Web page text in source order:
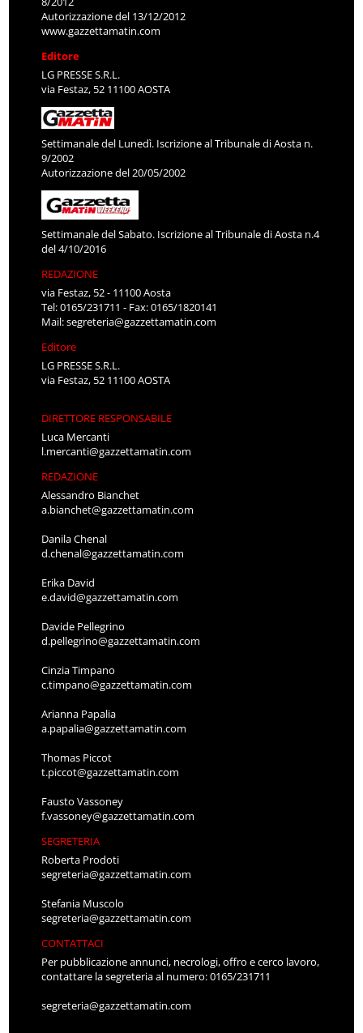
Autorizzazione del 13/12/2012
www.gazzettamatin.com
Editore
LG PRESSE S.R.L.
via Festaz, 52 11100 AOSTA
Settimanale del Lunedì. Iscrizione al Tribunale di Aosta n.
9/2002
Autorizzazione del 20/05/2002
Settimanale del Sabato. Iscrizione al Tribunale di Aosta n.4
del 4/10/2016
REDAZIONE
via Festaz, 52 - 11100 Aosta
Tel: 0165/231711 - Fax: 0165/1820141
Mail:segreteria@gazzettamatin.com
Editore
LG PRESSE S.R.L.
via Festaz, 52 11100 AOSTA
DIRETTORE RESPONSABILE
Luca Mercanti
l.mercanti@gazzettamatin.com
REDAZIONE
Alessandro Bianchet
a.bianchet@gazzettamatin.com
Danila Chenal
d.chenal@gazzettamatin.com
Erika David
e.david@gazzettamatin.com
Davide Pellegrino
d.pellegrino@gazzettamatin.com
Cinzia Timpano
c.timpano@gazzettamatin.com
Arianna Papalia
a.papalia@gazzettamatin.com
Thomas Piccot
t.piccot@gazzettamatin.com
Fausto Vassoney
f.vassoney@gazzettamatin.com
SEGRETERIA
Roberta Prodoti
segreteria@gazzettamatin.com
Stefania Muscolo
segreteria@gazzettamatin.com
CONTATTACI
Per pubblicazione annunci, necrologi, offro e cerco lavoro,
contattare la segreteria al numero: 0165/231711
segreteria@gazzettamatin.com